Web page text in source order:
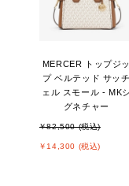
MERCER トップジッ
プ ベルテッド サッチ
ェル スモール - MKシ
グネチャー
￥82,500 (税込)
￥14,300 (税込)